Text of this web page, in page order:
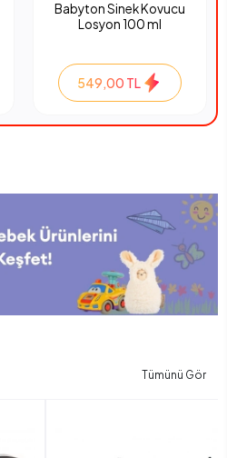
Babyton Sinek Kovucu
Losyon 100 ml
549,00 TL
Tümünü Gör